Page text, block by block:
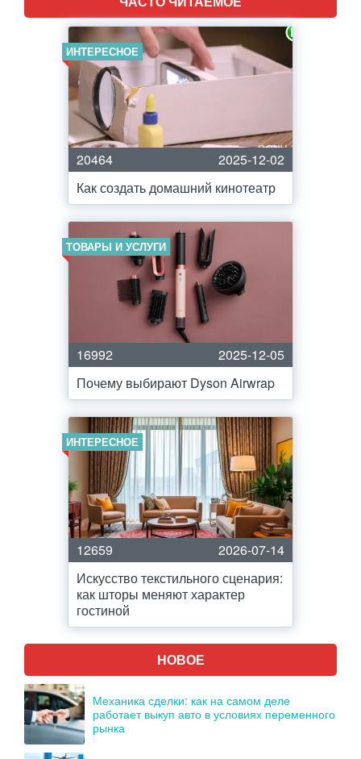
ИНТЕРЕСНОЕ
20464
2025-12-02
Как создать домашний кинотеатр
ТОВАРЫ И УСЛУГИ
16992
2025-12-05
Почему выбирают Dyson Airwrap
ИНТЕРЕСНОЕ
12659
2026-07-14
Искусство текстильного сценария:
как шторы меняют характер
гостиной
НОВОЕ
Механика сделки: как на самом деле
работает выкуп авто в условиях переменного
рынка